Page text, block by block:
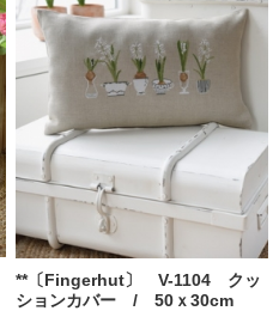
**〔Fingerhut〕 V-1104 クッ
ションカバー / 50ｘ30cm